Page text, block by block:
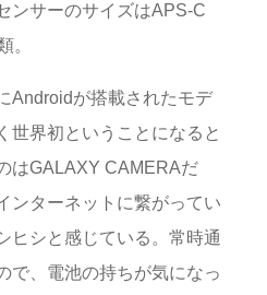
ンサーのサイズはAPS-C
。
Androidが搭載されたモデ
世界初ということになると
はGALAXY CAMERAだ
ンターネットに繋がってい
ヒシと感じている。常時通
で、電池の持ちが気になっ